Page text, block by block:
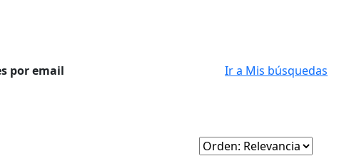
por email Ir a Mis búsquedas